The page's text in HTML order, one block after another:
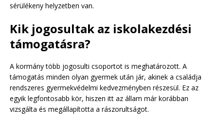
sérülékeny helyzetben van.
Kik jogosultak az iskolakezdési
támogatásra?
A kormány több jogosulti csoportot is meghatározott. A
támogatás minden olyan gyermek után jár, akinek a családja
rendszeres gyermekvédelmi kedvezményben részesül. Ez az
egyik legfontosabb kör, hiszen itt az állam már korábban
vizsgálta és megállapította a rászorultságot.